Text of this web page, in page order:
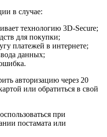
в случае:
технологию 3D-Secure;
для покупки;
платежей в интернете;
данных;
авторизацию через 20
или обратиться в свой
при
постамата или